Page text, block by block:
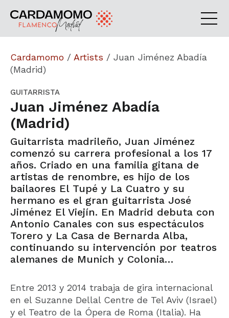
Cardamomo / Artists / Juan Jiménez Abadía
(Madrid)
GUITARRISTA
Juan Jiménez Abadía
(Madrid)
Guitarrista madrileño, Juan Jiménez
comenzó su carrera profesional a los 17
años. Criado en una familia gitana de
artistas de renombre, es hijo de los
bailaores El Tupé y La Cuatro y su
hermano es el gran guitarrista José
Jiménez El Viejín. En Madrid debuta con
Antonio Canales con sus espectáculos
Torero y La Casa de Bernarda Alba,
continuando su intervención por teatros
alemanes de Munich y Colonia…
Entre 2013 y 2014 trabaja de gira internacional
en el Suzanne Dellal Centre de Tel Aviv (Israel)
y el Teatro de la Ópera de Roma (Italia). Ha